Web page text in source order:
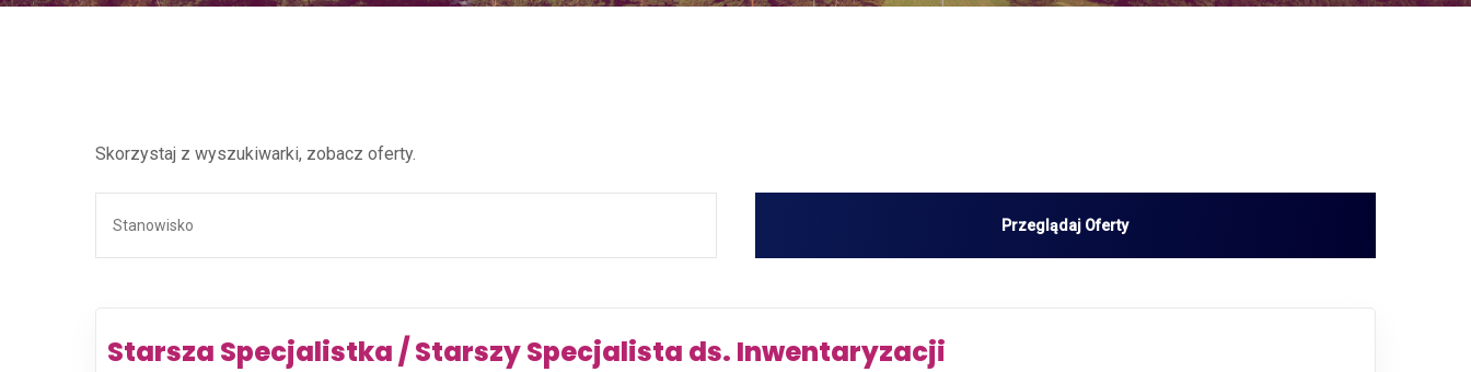
Skorzystaj z wyszukiwarki, zobacz oferty.
Starsza Specjalistka / Starszy Specjalista ds. Inwentaryzacji